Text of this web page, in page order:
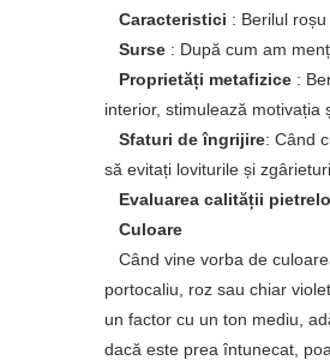
Caracteristici : Berilul
Surse : După cum am
Proprietăți metafizice :
interior, stimulează motivația
Sfaturi de îngrijire: Când
să evitați loviturile și
Evaluarea calității
Culoare
Când vine vorba de
portocaliu, roz sau chiar
un factor cu un ton mediu,
dacă este prea întunecat,